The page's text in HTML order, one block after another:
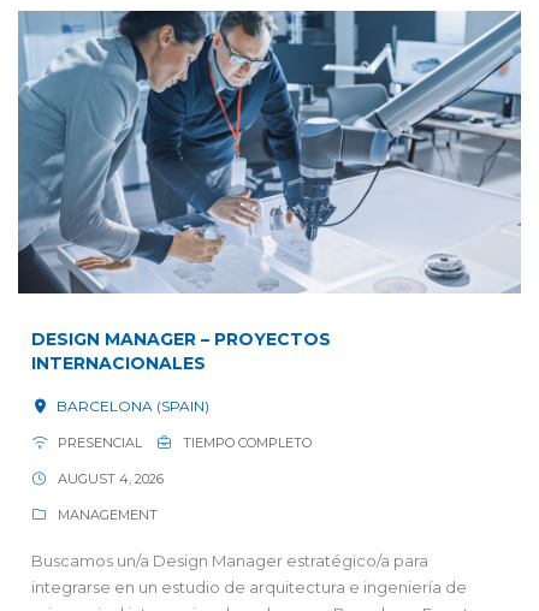
DESIGN MANAGER – PROYECTOS
INTERNACIONALES
BARCELONA (SPAIN)
PRESENCIAL TIEMPO COMPLETO
AUGUST 4, 2026
MANAGEMENT
Buscamos un/a Design Manager estratégico/a para
integrarse en un estudio de arquitectura e ingeniería de